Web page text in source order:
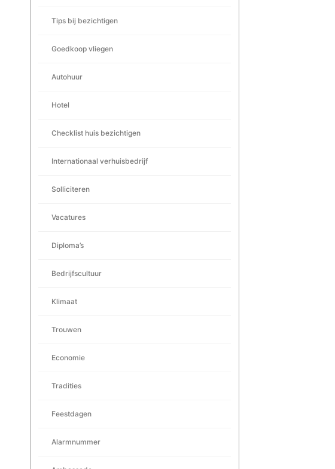
Tips bij bezichtigen
Goedkoop vliegen
Autohuur
Hotel
Checklist huis bezichtigen
Internationaal verhuisbedrijf
Solliciteren
Vacatures
Diploma’s
Bedrijfscultuur
Klimaat
Trouwen
Economie
Tradities
Feestdagen
Alarmnummer